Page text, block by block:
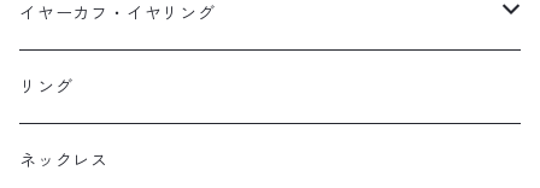
イヤーカフ
イヤリング
ネックレス
リング
ブレス
スタッド・一粒
フック・ぶら下がり
フープ
イヤーカフ・イヤリング
原石イヤーカフ
植物イヤーカフ
リング
ネックレス